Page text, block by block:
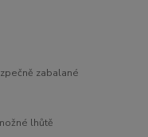
zabalané
lhůtě